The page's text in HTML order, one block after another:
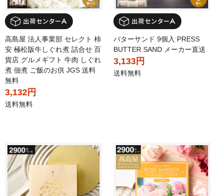
高島屋 法人事業部 セレクト 柿
安 極松阪牛しぐれ煮 詰合せ 百
貨店 グルメギフト 牛肉 しぐれ
煮 佃煮 ご飯のお供 JGS 送料
無料
3,132円
送料無料
バターサンド 9個入 PRESS
BUTTER SAND メーカー直送
3,133円
送料無料